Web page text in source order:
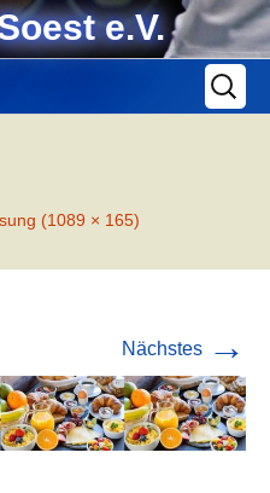
e.V.
nach:
(1089 × 165)
Nächstes →